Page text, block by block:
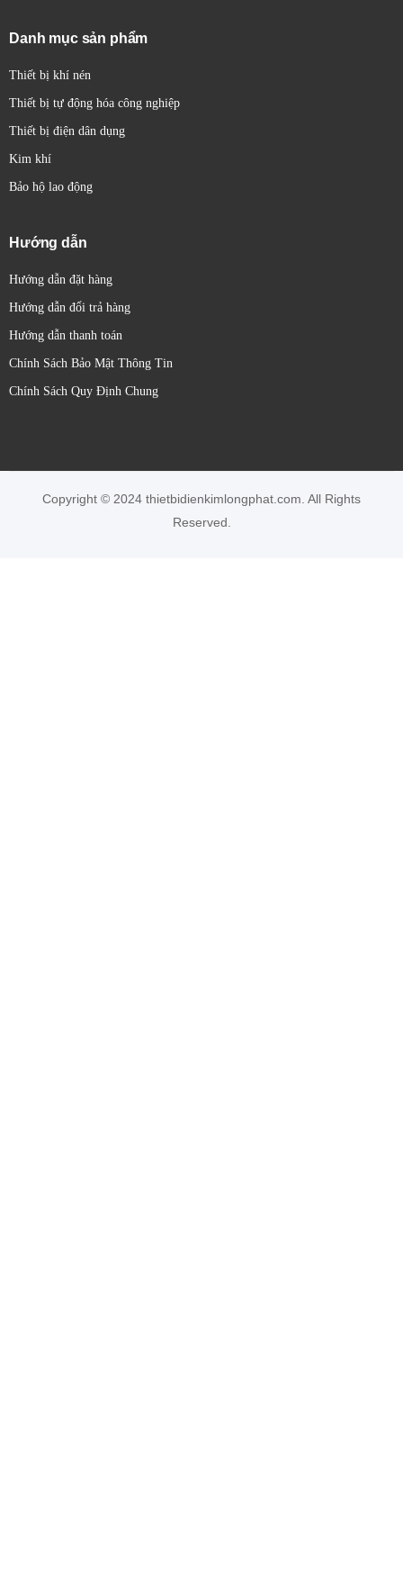
Lắp đặt linh hoạt:
Danh mục sản phẩm
Thiết bị khí nén
Thiết bị tự động hóa công nghiệp
Thiết bị điện dân dụng
Kim khí
Bảo hộ lao động
Hướng dẫn
Hướng dẫn đặt hàng
Hướng dẫn đổi trả hàng
Hướng dẫn thanh toán
Chính Sách Bảo Mật Thông Tin
Chính Sách Quy Định Chung
Copyright © 2024 thietbidienkimlongphat.com. All Rights
Reserved.